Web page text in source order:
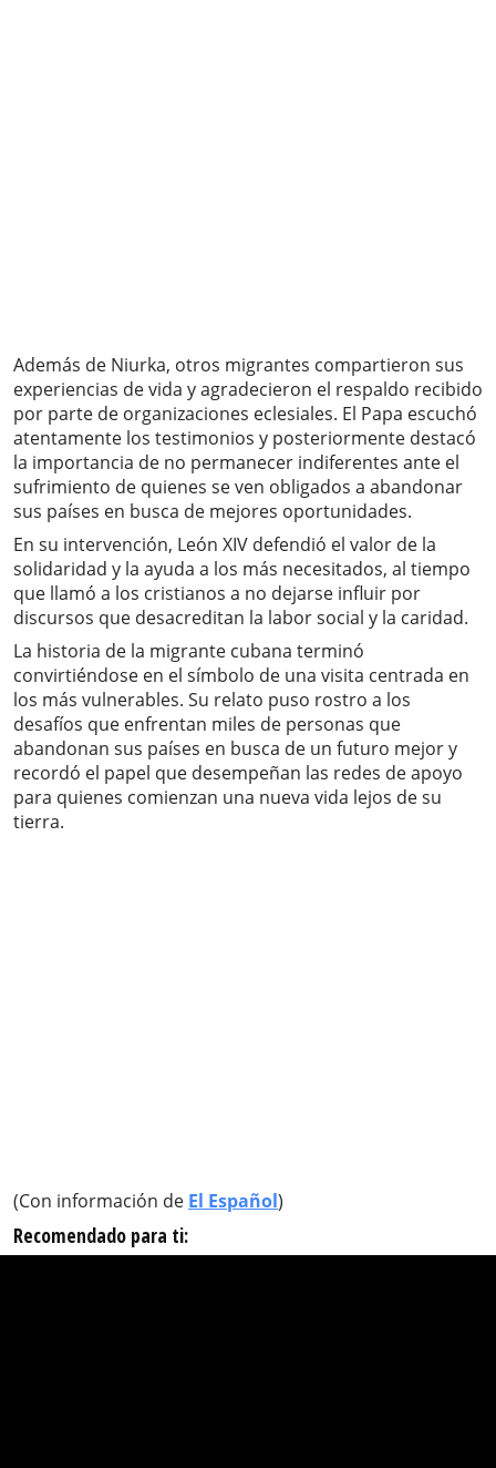
Además de Niurka, otros migrantes compartieron sus
experiencias de vida y agradecieron el respaldo recibido
por parte de organizaciones eclesiales. El Papa escuchó
atentamente los testimonios y posteriormente destacó
la importancia de no permanecer indiferentes ante el
sufrimiento de quienes se ven obligados a abandonar
sus países en busca de mejores oportunidades.
En su intervención, León XIV defendió el valor de la
solidaridad y la ayuda a los más necesitados, al tiempo
que llamó a los cristianos a no dejarse influir por
discursos que desacreditan la labor social y la caridad.
La historia de la migrante cubana terminó
convirtiéndose en el símbolo de una visita centrada en
los más vulnerables. Su relato puso rostro a los
desafíos que enfrentan miles de personas que
abandonan sus países en busca de un futuro mejor y
recordó el papel que desempeñan las redes de apoyo
para quienes comienzan una nueva vida lejos de su
tierra.
(Con información de El Español)
Recomendado para ti: